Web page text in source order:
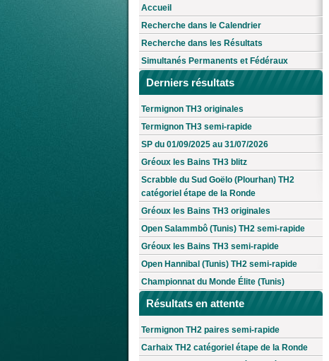
Accueil
Recherche dans le Calendrier
Recherche dans les Résultats
Simultanés Permanents et Fédéraux
Derniers résultats
Termignon TH3 originales
Termignon TH3 semi-rapide
SP du 01/09/2025 au 31/07/2026
Gréoux les Bains TH3 blitz
Scrabble du Sud Goëlo (Plourhan) TH2
catégoriel étape de la Ronde
Gréoux les Bains TH3 originales
Open Salammbô (Tunis) TH2 semi-rapide
Gréoux les Bains TH3 semi-rapide
Open Hannibal (Tunis) TH2 semi-rapide
Championnat du Monde Élite (Tunis)
Résultats en attente
Termignon TH2 paires semi-rapide
Carhaix TH2 catégoriel étape de la Ronde